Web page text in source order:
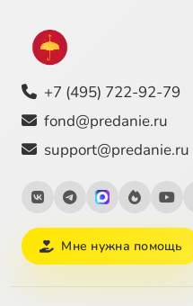
+7 (495) 722-92-79
fond@predanie.ru
support@predanie.ru
Мне нужна помощь